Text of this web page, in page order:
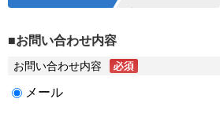
■お問い合わせ内容
お問い合わせ内容
メール